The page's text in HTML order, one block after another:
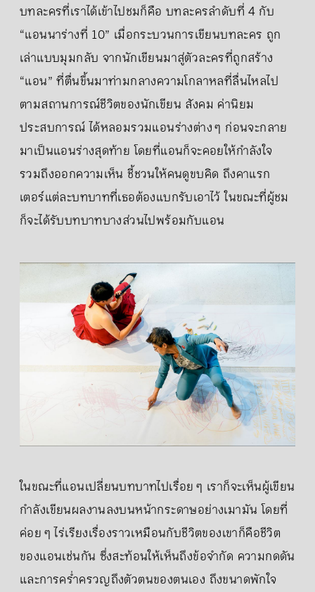
บทละครที่เราได้เข้าไปชมก็คือ บทละครลำดับที่ 4 กับ
“แอนนาร่างที่ 10” เมื่อกระบวนการเขียนบทละคร ถูก
เล่าแบบมุมกลับ จากนักเขียนมาสู่ตัวละครที่ถูกสร้าง
“แอน” ที่ตื่นขึ้นมาท่ามกลางความโกลาหลที่ลื่นไหลไป
ตามสถานการณ์ชีวิตของนักเขียน สังคม ค่านิยม
ประสบการณ์ ได้หลอมรวมแอนร่างต่าง ๆ ก่อนจะกลาย
มาเป็นแอนร่างสุดท้าย โดยที่แอนก็จะคอยให้กำลังใจ
รวมถึงออกความเห็น ชี้ชวนให้คนดูขบคิด ถึงคาแรก
เตอร์แต่ละบทบาทที่เธอต้องแบกรับเอาไว้ ในขณะที่ผู้ชม
ก็จะได้รับบทบาทบางส่วนไปพร้อมกับแอน
ในขณะที่แอนเปลี่ยนบทบาทไปเรื่อย ๆ เราก็จะเห็นผู้เขียน
กำลังเขียนผลงานลงบนหน้ากระดาษอย่างเมามัน โดยที่
ค่อย ๆ ไร่เรียงเรื่องราวเหมือนกับชีวิตของเขาก็คือชีวิต
ของแอนเช่นกัน ซึ่งสะท้อนให้เห็นถึงข้อจำกัด ความกดดัน
และการคร่ำครวญถึงตัวตนของตนเอง ถึงขนาดพักใจ